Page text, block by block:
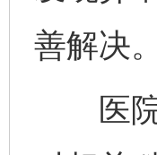
善解决。
医院